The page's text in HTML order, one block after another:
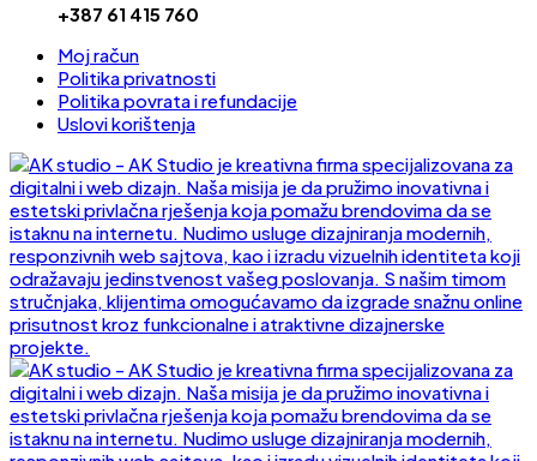
+387 61 415 760
Moj račun
Politika privatnosti
Politika povrata i refundacije
Uslovi korištenja